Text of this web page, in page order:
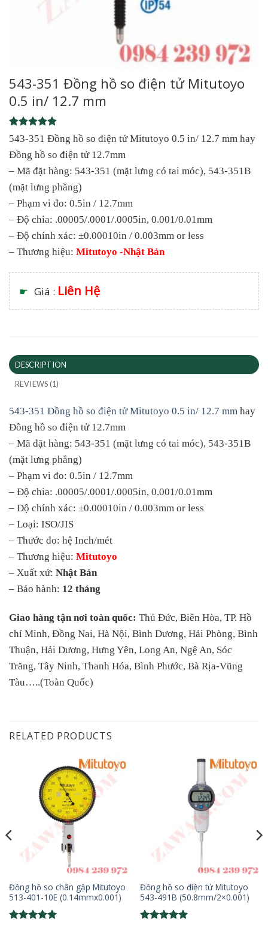
543-351 Đồng hồ so điện tử Mitutoyo
0.5 in/ 12.7 mm
Rated5
out of 5
based on
1
rating
543-351 Đồng hồ so điện tử Mitutoyo 0.5 in/ 12.7 mm hay
Đồng hồ so điện tử 12.7mm
– Mã đặt hàng: 543-351 (mặt lưng có tai móc), 543-351B
(mặt lưng phẳng)
– Phạm vi đo: 0.5in / 12.7mm
– Độ chia: .00005/.0001/.0005in, 0.001/0.01mm
– Độ chính xác: ±0.00010in / 0.003mm or less
– Thương hiệu: Mitutoyo -Nhật Bản
☛ Giá : Liên Hệ
DESCRIPTION
REVIEWS (1)
543-351 Đồng hồ so điện tử Mitutoyo 0.5 in/ 12.7 mm hay
Đồng hồ so điện tử 12.7mm
– Mã đặt hàng: 543-351 (mặt lưng có tai móc), 543-351B
(mặt lưng phẳng)
– Phạm vi đo: 0.5in / 12.7mm
– Độ chia: .00005/.0001/.0005in, 0.001/0.01mm
– Độ chính xác: ±0.00010in / 0.003mm or less
– Loại: ISO/JIS
– Thước đo: hệ Inch/mét
– Thương hiệu: Mitutoyo
– Xuất xứ: Nhật Bản
– Bảo hành: 12 tháng
Giao hàng tận nơi toàn quốc: Thủ Đức, Biên Hòa, TP. Hồ
chí Minh, Đồng Nai, Hà Nội, Bình Dương, Hải Phòng, Bình
Thuận, Hải Dương, Hưng Yên, Long An, Ngệ An, Sóc
Trăng, Tây Ninh, Thanh Hóa, Bình Phước, Bà Rịa-Vũng
Tàu…..(Toàn Quốc)
RELATED PRODUCTS
Đồng hồ so chân gập Mitutoyo
513-401-10E (0.14mmx0.001)
Đồng hồ so điện tử Mitutoyo
543-491B (50.8mm/2×0.001)